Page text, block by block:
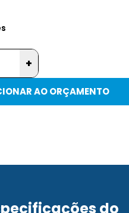
+
ADICIONAR AO ORÇAMENTO
do